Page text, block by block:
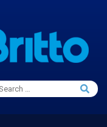
Search
for:
Search